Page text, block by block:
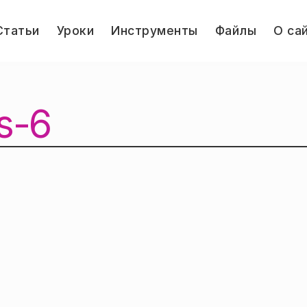
Уроки Инструменты Файлы О
6